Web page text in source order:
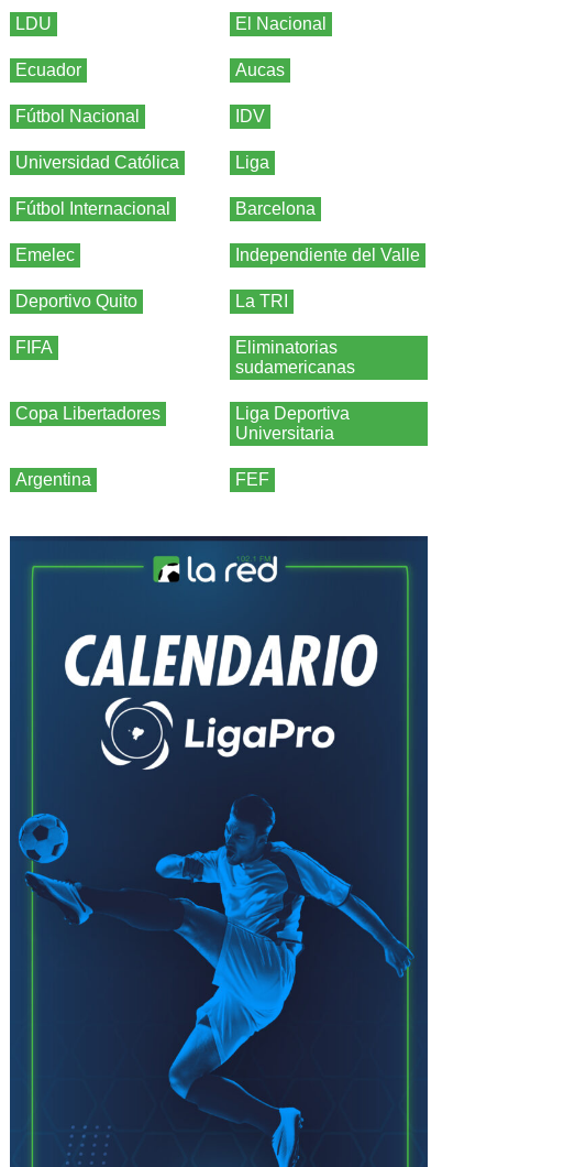
LDU El Nacional
Ecuador Aucas
Fútbol Nacional IDV
Universidad Católica Liga
Fútbol Internacional Barcelona
Emelec Independiente del Valle
Deportivo Quito La TRI
FIFA
Eliminatorias
sudamericanas
Copa Libertadores
Liga Deportiva
Universitaria
Argentina FEF